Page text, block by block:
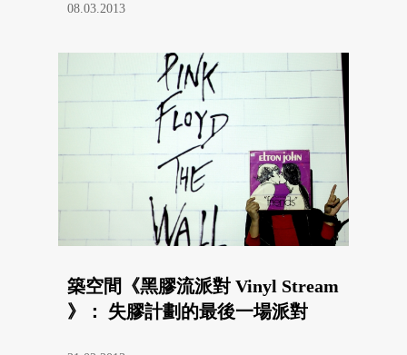
08.03.2013
築空間《黑膠流派對 Vinyl Stream
》： 失膠計劃的最後一場派對